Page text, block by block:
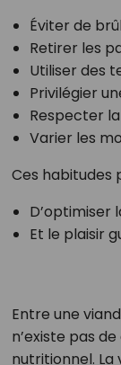
Éviter de
Retirer les
Utiliser des
Privilégier
Respecter
Varier les
Ces habitudes
D’optimiser
Et le plaisir
Entre une
n’existe pas
nutritionnel.